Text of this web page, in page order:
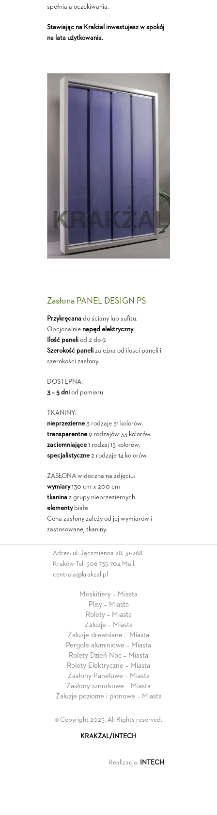
spełniają oczekiwania.
Stawiając na Krakżal inwestujesz w spokój
na lata użytkowania.
Zasłona PANEL DESIGN PS
Przykręcanado ściany lub sufitu.
Opcjonalnie napęd elektryczny.
Ilość paneliod 2 do 9.
Szerokość panelizależna od ilości paneli i
szerokości zasłony.
DOSTĘPNA:
3 – 5 dniod pomiaru
TKANINY:
nieprzezierne3 rodzaje 51 kolorów,
transparentne9 rodzajów 33 kolorów,
zaciemniające1 rodzaj 13 kolorów,
specjalistyczne2 rodzaje 14 kolorów
ZASŁONA widoczna na zdjęciu:
wymiary130 cm x 200 cm
tkaninaz grupy nieprzeziernych
elementybiałe
Cena zasłony zależy od jej wymiarów i
zastosowanej tkaniny.
Adres: ul. Jęczmienna 28, 31-268
Kraków Tel: 506 735 704 Mail:
centrala@krakzal.pl
Moskitiery – Miasta
Plisy – Miasta
Rolety – Miasta
Żaluzje – Miasta
Żaluzje drewniane – Miasta
Pergole aluminiowe – Miasta
Rolety Dzień Noc – Miasta
Rolety Elektryczne – Miasta
Zasłony Panelowe – Miasta
Zasłony sznurkowe – Miasta
Żaluzje poziome i pionowe – Miasta
© Copyright 2025. All Rights reserved.
KRAKŻAL/INTECH
Realizacja: INTECH